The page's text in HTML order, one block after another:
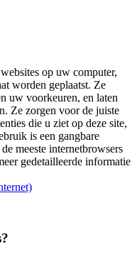
op uw computer,
worden geplaatst. Ze
uw voorkeuren, en laten
Ze zorgen voor de juiste
die u ziet op deze site,
is een gangbare
meeste internetbrowsers
gedetailleerde informatie